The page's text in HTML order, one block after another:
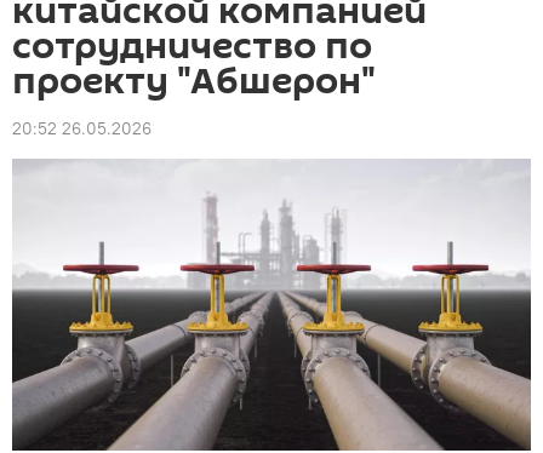
китайской компанией
сотрудничество по
проекту "Абшерон"
20:52 26.05.2026